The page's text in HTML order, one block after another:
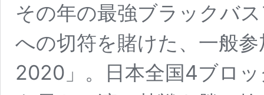
その年の最強ブラックバ
への切符を賭けた、一般
2020」。日本全国4ブロ